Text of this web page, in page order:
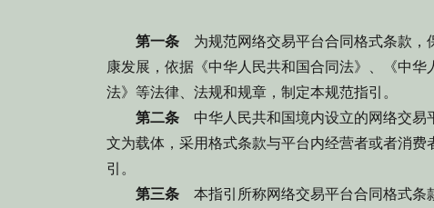
第一条 为规范网络交易平台合同格式条款，
康发展，依据《中华人民共和国合同法》、《中
法》等法律、法规和规章，制定本规范指引。
第二条 中华人民共和国境内设立的网络交易
文为载体，采用格式条款与平台内经营者或者消
引。
第三条 本指引所称网络交易平台合同格式条